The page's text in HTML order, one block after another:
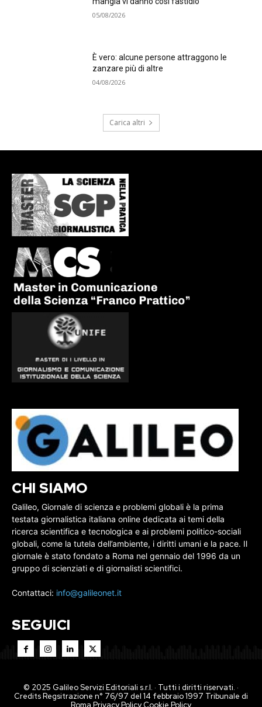
05/08/2026
È vero: alcune persone attraggono le
zanzare più di altre
04/08/2026
Carica altri
CHI SIAMO
Galileo, Giornale di scienza e problemi globali è la prima
testata giornalistica italiana online dedicata ai temi della
ricerca scientifica e tecnologica e ai problemi politico-sociali
globali, come la tutela dell’ambiente, i diritti umani e la pace. Il
giornale è stato fondato a Roma nel gennaio del 1996 da un
gruppo di scienziati e di giornalisti scientifici.
Contattaci: info@galileonet.it
SEGUICI
© 2025 Galileo Servizi Editoriali s.r.l. · Tutti i diritti riservati. ·
Credits Regsitrazione n° 76/97 del 14 febbraio 1997 Tribunale di
Roma Privacy PolicyCookie Policy